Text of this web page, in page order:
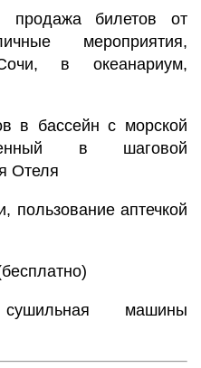
продажа билетов от
мероприятия,
в океанариум,
в бассейн с морской
в шаговой
Отеля
пользование аптечкой
машины